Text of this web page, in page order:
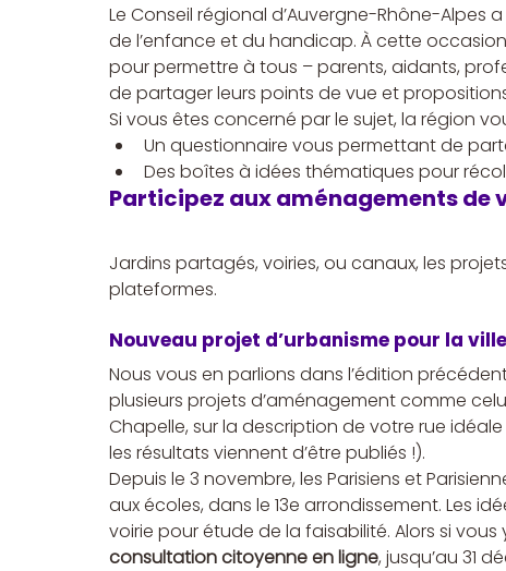
Le Conseil régional d’Auvergne-Rhône-
de l’enfance et du handicap. À cette
pour permettre à tous – parents, aidants,
de partager leurs points de vue et
Si vous êtes concerné par le sujet, la région
Un questionnaire vous permettant de
Des boîtes à idées thématiques pour
Participez aux aménagements de
Jardins partagés, voiries, ou canaux, les
plateformes.
Nouveau projet d’urbanisme pour la
Nous vous en parlions dans l’édition
plusieurs projets d’aménagement comme
Chapelle, sur la description de votre rue
les résultats viennent d’être publiés !).
Depuis le 3 novembre, les Parisiens et
aux écoles, dans le 13e arrondissement. Les
voirie pour étude de la faisabilité. Alors si
consultation citoyenne en ligne, jusqu’au 31